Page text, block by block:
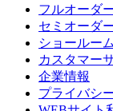
フルオーダ
セミオーダ
ショールーム
カスタマー
企業情報
プライバシ